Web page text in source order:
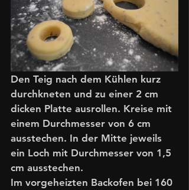
Den Teig nach dem Kühlen kurz
durchkneten und zu einer 2 cm
dicken Platte ausrollen. Kreise mit
einem Durchmesser von 6 cm
ausstechen. In der Mitte jeweils
ein Loch mit Durchmesser von 1,5
cm ausstechen.
Im vorgeheizten Backofen bei 160